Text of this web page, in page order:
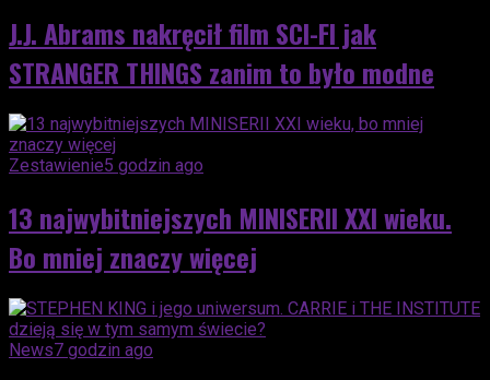
J.J. Abrams nakręcił film SCI-FI jak
STRANGER THINGS zanim to było modne
Zestawienie5 godzin ago
13 najwybitniejszych MINISERII XXI wieku.
Bo mniej znaczy więcej
News7 godzin ago